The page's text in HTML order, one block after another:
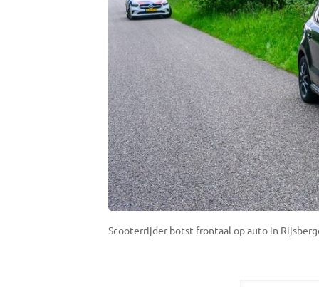
Scooterrijder botst frontaal op auto in